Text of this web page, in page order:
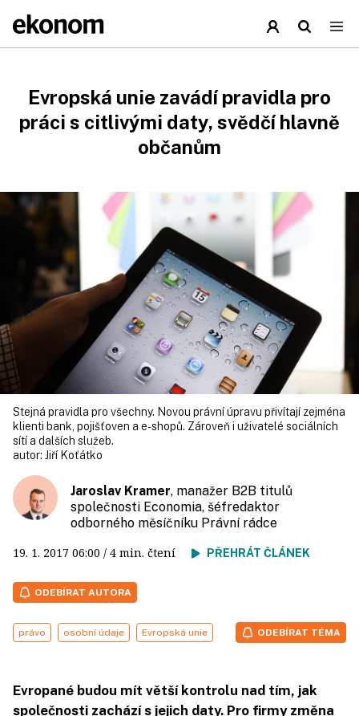
Evropská unie zavádí pravidla pro
práci s citlivými daty, svědčí hlavně
občanům
Stejná pravidla pro všechny. Novou právní úpravu přivítají zejména
klienti bank, pojišťoven a e-shopů. Zároveň i uživatelé sociálních
sítí a dalších služeb.
autor: Jiří Koťátko
Jaroslav Kramer, manažer B2B titulů
společnosti Economia, šéfredaktor
odborného měsíčníku Právní rádce
19. 1. 2017 06:00 / 4 min. čtení PŘEHRÁT ČLÁNEK
ODEBÍRAT AUTORA
právo osobní údaje Evropská unie ODEBÍRAT TÉMA
Evropané budou mít větší kontrolu nad tím, jak
společnosti zachází s jejich daty. Pro firmy změna